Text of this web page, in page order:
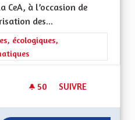
CeA, à l’occasion de
des...
: Les transitions
écologiques,
50 50 ABONNÉS
SUIVRE